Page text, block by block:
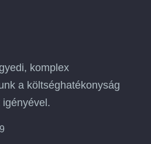
komplex
a költséghatékonyság